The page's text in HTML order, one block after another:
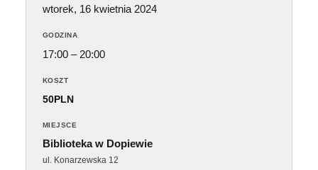
wtorek, 16 kwietnia 2024
GODZINA
17:00 – 20:00
KOSZT
50PLN
MIEJSCE
Biblioteka w Dopiewie
ul. Konarzewska 12